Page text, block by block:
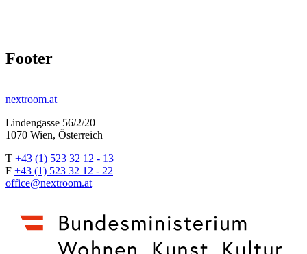
Footer
nextroom.at
Lindengasse 56/2/20
1070 Wien, Österreich
T +43 (1) 523 32 12 - 13
F +43 (1) 523 32 12 - 22
office@nextroom.at